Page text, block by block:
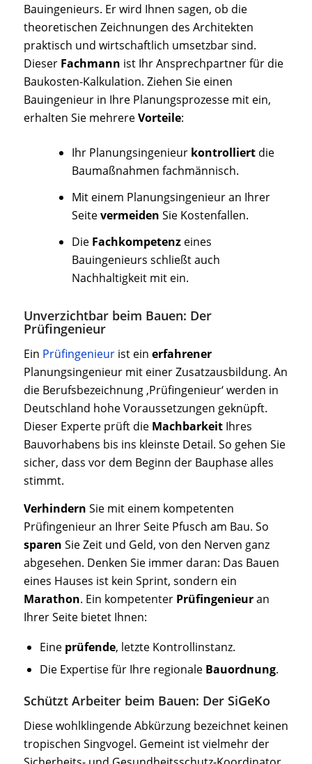
Bauingenieurs. Er wird Ihnen sagen, ob die
theoretischen Zeichnungen des Architekten
praktisch und wirtschaftlich umsetzbar sind.
Dieser Fachmann ist Ihr Ansprechpartner für die
Baukosten-Kalkulation. Ziehen Sie einen
Bauingenieur in Ihre Planungsprozesse mit ein,
erhalten Sie mehrereVorteile:
Ihr Planungsingenieur kontrolliertdie
Baumaßnahmen fachmännisch.
Mit einem Planungsingenieur an Ihrer
Seitevermeiden Sie Kostenfallen.
Die Fachkompetenzeines
Bauingenieurs schließt auch
Nachhaltigkeit mit ein.
Unverzichtbar beim Bauen: Der
Prüfingenieur
Ein Prüfingenieurist ein erfahrener
Planungsingenieur mit einer Zusatzausbildung. An
die Berufsbezeichnung ‚Prüfingenieur‘ werden in
Deutschland hohe Voraussetzungen geknüpft.
Dieser Experte prüft die MachbarkeitIhres
Bauvorhabens bis ins kleinste Detail. So gehen Sie
sicher, dass vor dem Beginn der Bauphase alles
stimmt.
Verhindern Sie mit einem kompetenten
Prüfingenieur an Ihrer Seite Pfusch am Bau. So
sparen Sie Zeit und Geld, von den Nerven ganz
abgesehen. Denken Sie immer daran: Das Bauen
eines Hauses ist kein Sprint, sondern ein
Marathon. Ein kompetenter Prüfingenieuran
Ihrer Seite bietet Ihnen:
Eine prüfende, letzte Kontrollinstanz.
Die Expertise für Ihre regionale Bauordnung.
Schützt Arbeiter beim Bauen: Der SiGeKo
Diese wohlklingende Abkürzung bezeichnet keinen
tropischen Singvogel. Gemeint ist vielmehr der